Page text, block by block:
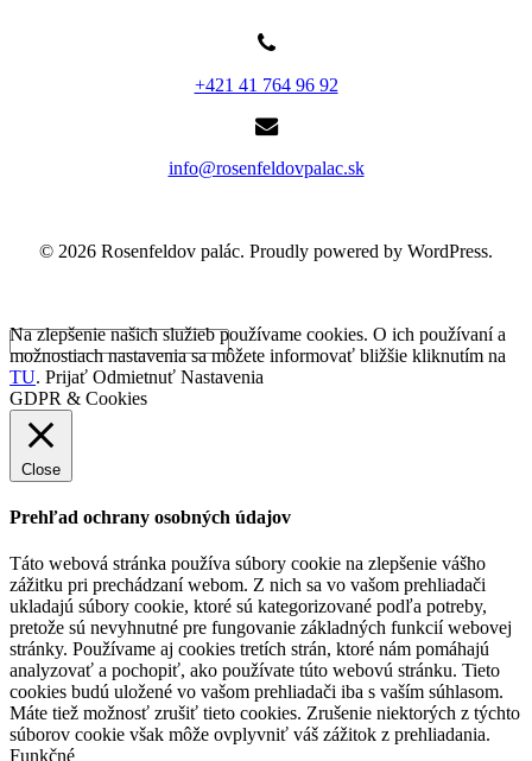
+421 41 764 96 92
info@rosenfeldovpalac.sk
© 2026 Rosenfeldov palác. Proudly powered by WordPress.
Na zlepšenie našich služieb používame cookies. O ich používaní a
možnostiach nastavenia sa môžete informovať bližšie kliknutím na
TU. Prijať Odmietnuť Nastavenia
GDPR & Cookies
Close
Prehľad ochrany osobných údajov
Táto webová stránka používa súbory cookie na zlepšenie vášho
zážitku pri prechádzaní webom. Z nich sa vo vašom prehliadači
ukladajú súbory cookie, ktoré sú kategorizované podľa potreby,
pretože sú nevyhnutné pre fungovanie základných funkcií webovej
stránky. Používame aj cookies tretích strán, ktoré nám pomáhajú
analyzovať a pochopiť, ako používate túto webovú stránku. Tieto
cookies budú uložené vo vašom prehliadači iba s vaším súhlasom.
Máte tiež možnosť zrušiť tieto cookies. Zrušenie niektorých z týchto
súborov cookie však môže ovplyvniť váš zážitok z prehliadania.
Funkčné